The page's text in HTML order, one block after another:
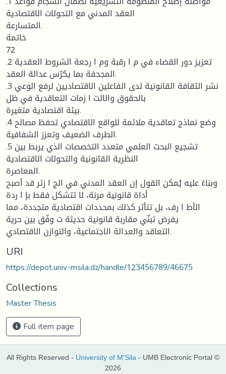
العقد المدني مع التحولات الاقتصادية
المتسارعة.
خاتمة
72
.2 تعزيز دور القضاء في م ا رقبة وم ا رجعة الشروط العقدية
المجحفة بما يكرّس عدالة العقد.
.3 نشر الثقافة القانونية لدى الفاعلين الاقتصاديين لرفع الوعي
بالحقوق والالت ا زمات التعاقدية في ظل
بيئة اقتصادية متغيرة.
.4 وضع نماذج تعاقدية ملائمة للواقع الاقتصادي تحفظ مصالح
الطرف الضعيف وتعزز الشفافية.
.5 تشجيع البحث العلمي متعدد التخصصات الذي يربط بين
النظرية القانونية والتحولات الاقتصادية
المعاصرة.
وبناءً عليه يُمكن القول إن العقد المدني في الج ا زئر قد أصبح
أداة قانونية مرنة، لا تتشكل فقط بإ ا ردة
الأط ا رف، بل تتأثر كذلك بمحددات اقتصادية متجددة، مما
يفرض تبنّي مقاربة قانونية حديثة ت وفّق بين حرية
التعاقد والعدالة الاجتماعية، والتوازن الاقتصادي.
URI
https://depot.univ-msila.dz/handle/123456789/46675
Collections
Master Thesis
Full item page
All Rights Reserved - University of M'Sila - UMB Electronic Portal ©
2026